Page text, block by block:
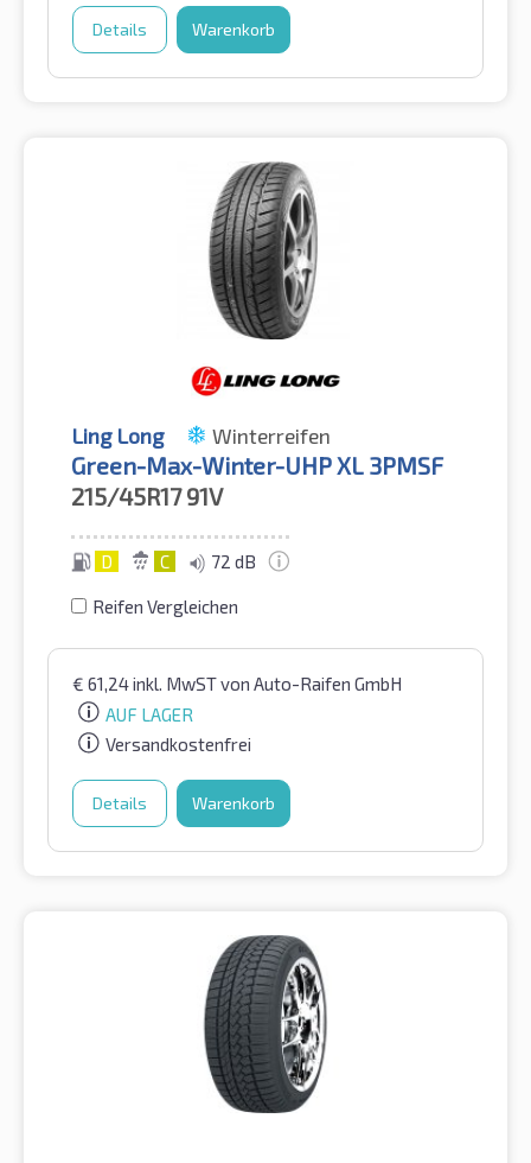
Details Warenkorb
Ling Long Winterreifen
Green-Max-Winter-UHP XL 3PMSF
215/45R17 91V
D C 72 dB
Reifen Vergleichen
€ 61,24inkl. MwSTvon Auto-Raifen GmbH
AUF LAGER
Versandkostenfrei
Details Warenkorb